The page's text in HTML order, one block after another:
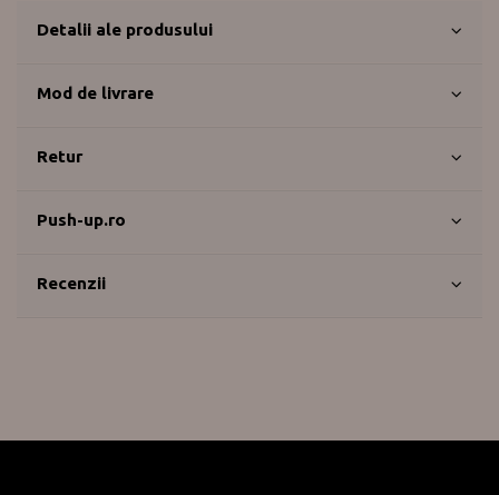
Detalii ale produsului
Mod de livrare
Retur
Push-up.ro
Recenzii